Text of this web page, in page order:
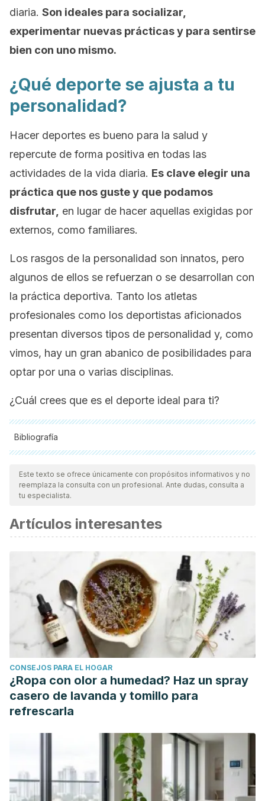
diaria. Son ideales para socializar,
experimentar nuevas prácticas y para sentirse
bien con uno mismo.
¿Qué deporte se ajusta a tu
personalidad?
Hacer deportes es bueno para la salud y
repercute de forma positiva en todas las
actividades de la vida diaria. Es clave elegir una
práctica que nos guste y que podamos
disfrutar, en lugar de hacer aquellas exigidas por
externos, como familiares.
Los rasgos de la personalidad son innatos, pero
algunos de ellos se refuerzan o se desarrollan con
la práctica deportiva. Tanto los atletas
profesionales como los deportistas aficionados
presentan diversos tipos de personalidad y, como
vimos, hay un gran abanico de posibilidades para
optar por una o varias disciplinas.
¿Cuál crees que es el deporte ideal para ti?
Bibliografía
Todas las fuentes citadas fueron revisadas a profundidad por
nuestro equipo, para asegurar su calidad, confiabilidad,
vigencia y validez.La bibliografía de este artículo fue
científica.
Piepiora P. Personality profile of individual sports
champions. Brain Behav. 2021 Jun;11(6):e02145. doi:
10.1002/brb3.2145. Epub 2021 May 5. PMID: 33951345;
PMCID: PMC8213921. Disponible en:
https://pubmed.ncbi.nlm.nih.gov/33951345/
Allen MS, Vella SA, Laborde S. Sport participation, screen
time, and personality trait development during childhood.
Br J Dev Psychol. 2015 Sep;33(3):375-90. doi:
10.1111/bjdp.12102. Epub 2015 Jul 17. PMID: 26259042.
Disponible en: https://pubmed.ncbi.nlm.nih.gov/26259042/
Este texto se ofrece únicamente con propósitos informativos y no
reemplaza la consulta con un profesional. Ante dudas, consulta a
tu especialista.
Artículos interesantes
CONSEJOS PARA EL HOGAR
¿Ropa con olor a humedad? Haz un spray
casero de lavanda y tomillo para
refrescarla